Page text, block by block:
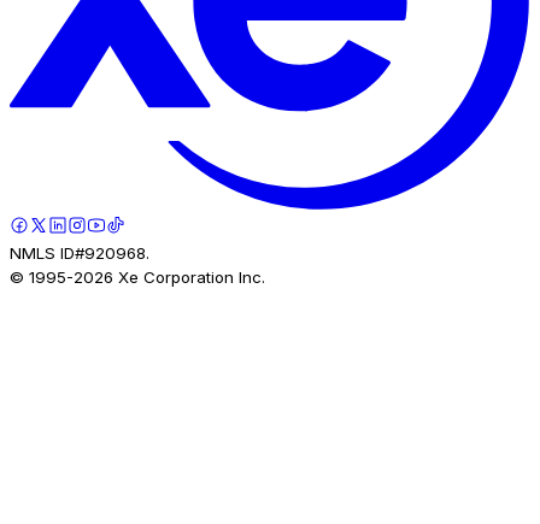
NMLS ID#920968.
© 1995-2026 Xe Corporation Inc.